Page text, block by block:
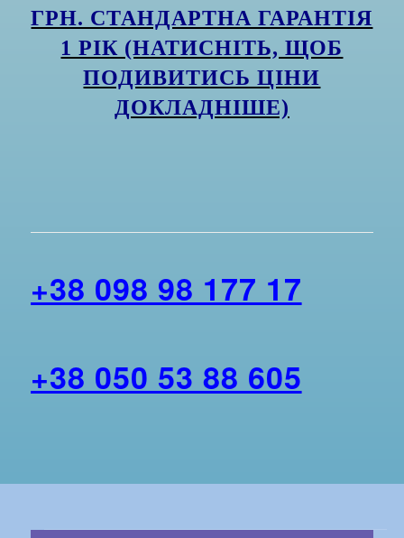
ГРН. СТАНДАРТНА ГАРАНТІЯ
1 РІК (НАТИСНІТЬ, ЩОБ
ПОДИВИТИСЬ ЦІНИ
ДОКЛАДНІШЕ)
+38 098 98 177 17
+38 050 53 88 605